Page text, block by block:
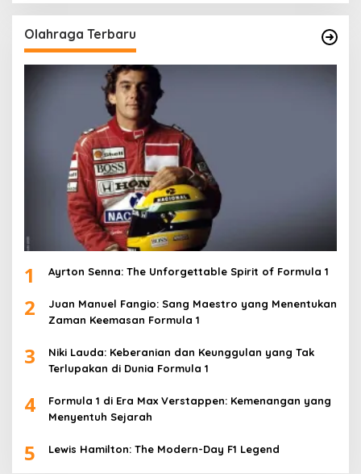
Olahraga Terbaru
1 Ayrton Senna: The Unforgettable Spirit of Formula 1
2
Juan Manuel Fangio: Sang Maestro yang Menentukan
Zaman Keemasan Formula 1
3
Niki Lauda: Keberanian dan Keunggulan yang Tak
Terlupakan di Dunia Formula 1
4
Formula 1 di Era Max Verstappen: Kemenangan yang
Menyentuh Sejarah
5 Lewis Hamilton: The Modern-Day F1 Legend